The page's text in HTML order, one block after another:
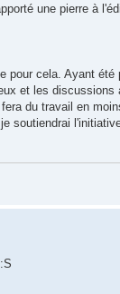
une pierre à
pour cela. Ayant été
et les discussions
du travail en
soutiendrai